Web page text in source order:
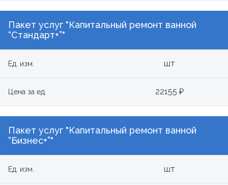
Пакет услуг "Капитальный ремонт ванной
“Стандарт+”"
Ед. изм. шт
Цена за ед. 22155 ₽
Пакет услуг "Капитальный ремонт ванной
“Бизнес+”"
Ед. изм. шт